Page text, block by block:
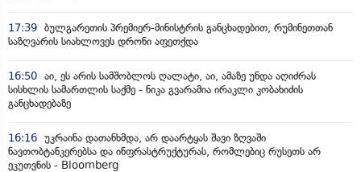
17:39 ბულგარეთის პრემიერ-მინისტრის განცხადებით, რუმინეთთან
საზღვარის სიახლოვეს დრონი აფეთქდა
16:50 აი, ეს არის სამშობლოს ღალატი, აი, ამაზე უნდა აღიძრას
სისხლის სამართლის საქმე - ნიკა გვარამია ირაკლი კობახიძის
განცხადებაზე
16:16 უკრაინა დათანხმდა, არ დაარტყას შავი ზღვაში
ნავთობტანკერებსა და ინფრასტრუქტურას, რომლებიც რუსეთს არ
ეკუთვნის - Bloomberg